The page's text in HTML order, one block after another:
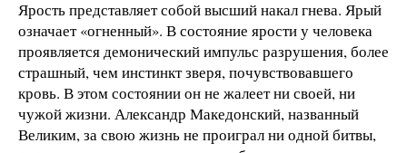
Ярость представляет собой высший накал гнева. Ярый
означает «огненный». В состояние ярости у человека
проявляется демонический импульс разрушения, более
страшный, чем инстинкт зверя, почувствовавшего
кровь. В этом состоянии он не жалеет ни своей, ни
чужой жизни. Александр Македонский, названный
Великим, за свою жизнь не проиграл ни одной битвы,